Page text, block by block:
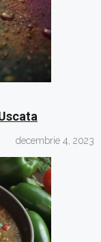
decembrie 4, 2023